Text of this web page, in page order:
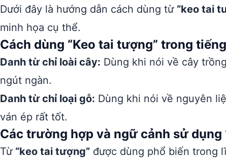
Dưới đây là hướng dẫn cách dùng từ “keo tai
minh họa cụ thể.
Cách dùng “Keo tai tượng” trong
Danh từ chỉ loài cây: Dùng khi nói về cây
ngút ngàn.
Danh từ chỉ loại gỗ: Dùng khi nói về nguyên
ván ép rất tốt.
Các trường hợp và ngữ cảnh sử dụng
Từ “keo tai tượng” được dùng phổ biến trong